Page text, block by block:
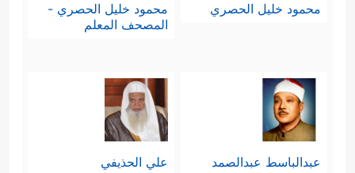
محمود خليل الحصري
محمود خليل الحصري -
المصحف المعلم
عبدالباسط عبدالصمد علي الحذيفي